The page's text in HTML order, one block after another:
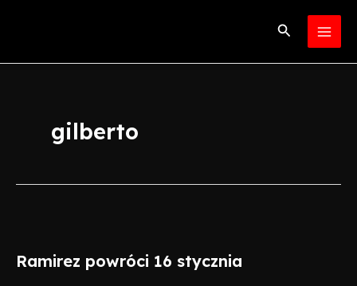
Search
gilberto
Ramirez powróci 16 stycznia
16